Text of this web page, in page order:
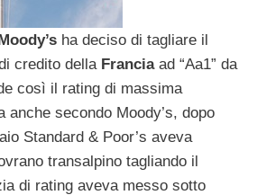
ha deciso di tagliare il
credito della Franciaad “Aa1” da
così il rating di massima
anche secondo Moody’s, dopo
Standard & Poor’s aveva
transalpino tagliando il
di rating aveva messo sotto